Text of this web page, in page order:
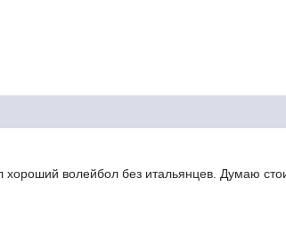
хороший волейбол без итальянцев. Думаю